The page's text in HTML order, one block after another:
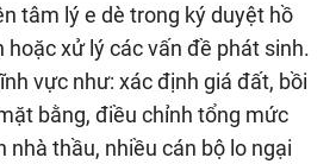
tâm lý e dè trong ký duyệt hồ
hoặc xử lý các vấn đề phát sinh.
vực như: xác định giá đất, bồi
bằng, điều chỉnh tổng mức
nhà thầu, nhiều cán bộ lo ngại